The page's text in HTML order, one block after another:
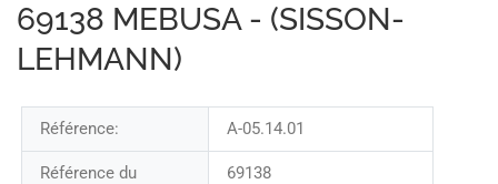
69138 MEBUSA - (SISSON-
LEHMANN)
Référence: A-05.14.01
Référence du
69138